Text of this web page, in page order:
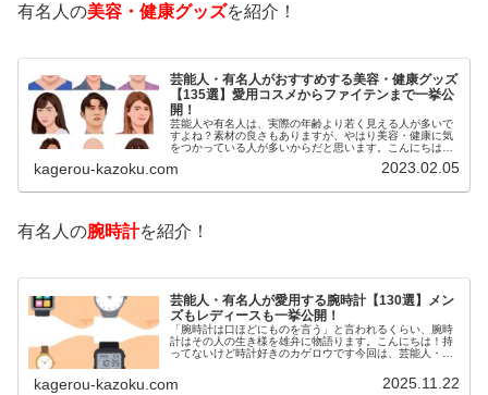
有名人の美容・健康グッズを紹介！
芸能人・有名人がおすすめする美容・健康グッズ
【135選】愛用コスメからファイテンまで一挙公
開！
芸能人や有名人は、実際の年齢より若く見える人が多いで
すよね？素材の良さもありますが、やはり美容・健康に気
をつかっている人が多いからだと思います。こんにちは！
いるのでしょうか？今回は、芸能人…
kagerou-kazoku.com 2023.02.05
有名人の腕時計を紹介！
芸能人・有名人が愛用する腕時計【130選】メン
ズもレディースも一挙公開！
「腕時計は口ほどにものを言う」と言われるくらい、腕時
計はその人の生き様を雄弁に物語ります。こんにちは！持
ってないけど時計好きのカゲロウです今回は、芸能人・有
kagerou-kazoku.com 2025.11.22